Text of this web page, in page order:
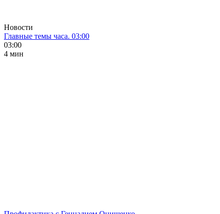
Новости
Главные темы часа. 03:00
03:00
4 мин